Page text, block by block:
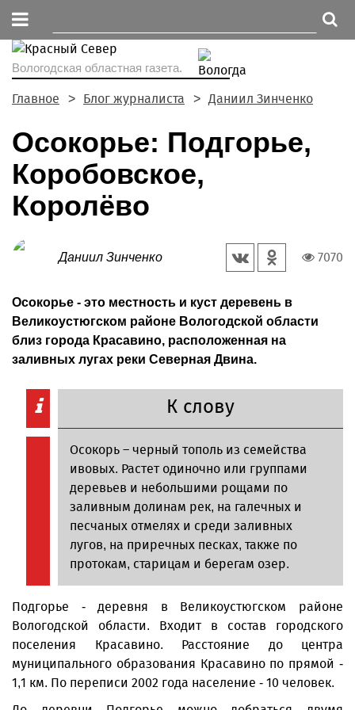
Вологодская областная газета.
Главное Блог журналиста Даниил Зинченко
Осокорье: Подгорье,
Коробовское,
Королёво
Даниил Зинченко 7070
Осокорье - это местность и куст деревень в
Великоустюгском районе Вологодской области
близ города Красавино, расположенная на
заливных лугах реки Северная Двина.
К слову
Осокорь – черный тополь из семейства
ивовых. Растет одиночно или группами
деревьев и небольшими рощами по
заливным долинам рек, на галечных и
песчаных отмелях и среди заливных
лугов, на приречных песках, также по
протокам, старицам и берегам озер.
Подгорье - деревня в Великоустюгском районе
Вологодской области. Входит в состав городского
поселения Красавино. Расстояние до центра
муниципального образования Красавино по прямой -
1,1 км. По переписи 2002 года население - 10 человек.